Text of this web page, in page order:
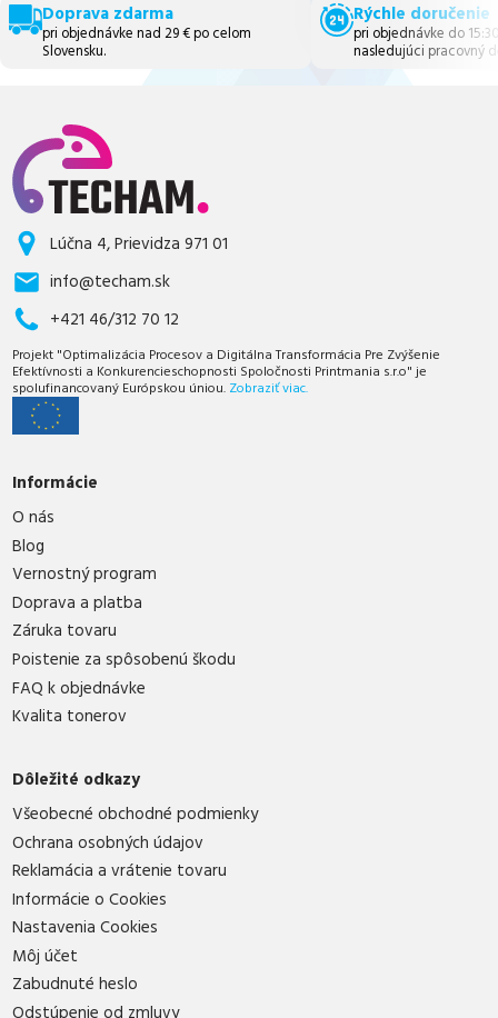
Doprava zdarma
pri objednávke nad 29 € po celom
Slovensku.
Rýchle doručenie
pri objednávke do
nasledujúci pracovný
Lúčna 4, Prievidza 971 01
info@techam.sk
+421 46/312 70 12
Projekt "Optimalizácia Procesov a Digitálna Transformácia Pre Zvýšenie
Efektívnosti a Konkurencieschopnosti Spoločnosti Printmania s.r.o" je
spolufinancovaný Európskou úniou. Zobraziť viac.
Informácie
O nás
Blog
Vernostný program
Doprava a platba
Záruka tovaru
Poistenie za spôsobenú škodu
FAQ k objednávke
Kvalita tonerov
Dôležité odkazy
Všeobecné obchodné podmienky
Ochrana osobných údajov
Reklamácia a vrátenie tovaru
Informácie o Cookies
Nastavenia Cookies
Môj účet
Zabudnuté heslo
Odstúpenie od zmluvy